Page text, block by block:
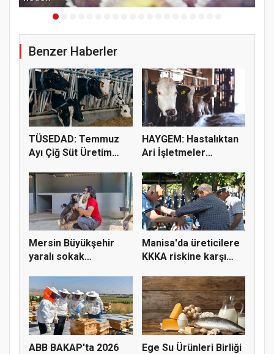
Benzer Haberler
TÜSEDAD: Temmuz
Ayı Çiğ Süt Üretim
HAYGEM: Hastalıktan
Ari İşletmeler
Mersin Büyükşehir
yaralı sokak
Manisa'da üreticilere
KKKA riskine karşı
ABB BAKAP'ta 2026
Ege Su Ürünleri Birliği